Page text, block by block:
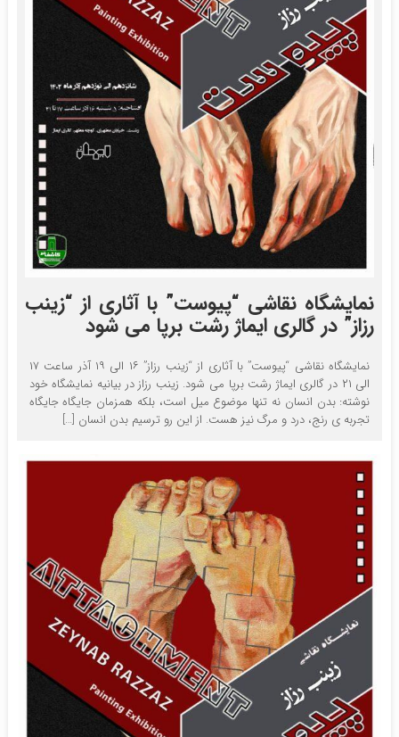
نمایشگاه نقاشی “پیوست” با آثاری از “زینب
رزاز” در گالری ایماژ رشت برپا می شود
نمایشگاه نقاشی “پیوست” با آثاری از “زینب رزاز” ۱۶ الی ۱۹ آذر ساعت ۱۷
الی ۲۱ در گالری ایماژ رشت برپا می شود. زینب رزاز در بیانیه نمایشگاه خود
نوشته: بدن انسان نه تنها موضوع میل است، بلکه همزمان جایگاه جایگاه
تجربه ی رنج، درد و مرگ نیز هست. از این رو ترسیم بدن انسان […]